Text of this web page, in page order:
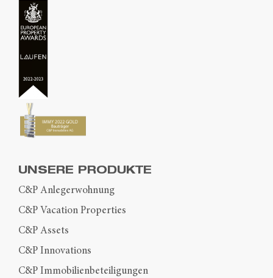
UNSERE PRODUKTE
C&P Anlegerwohnung
C&P Vacation Properties
C&P Assets
C&P Innovations
C&P Immobilienbeteiligungen